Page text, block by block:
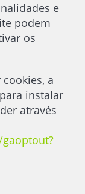
e
podem
os
a
instalar
através